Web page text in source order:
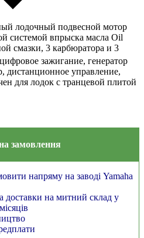
лодочный подвесной мотор
системой впрыска масла Oil
смазки, 3 карбюратора и 3
зажигание, генератор
дистанционное управление,
для лодок с транцевой плитой
замовлення
напряму на заводі Yamaha
доставки на митний склад у